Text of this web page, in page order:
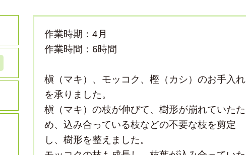
作業時期：4月
作業時間：6時間
槇（マキ）、モッコク、樫（カシ）のお手入れ
を承りました。
槇（マキ）の枝が伸びて、樹形が崩れていたた
め、込み合っている枝などの不要な枝を剪定
し、樹形を整えました。